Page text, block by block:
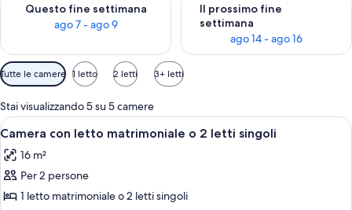
Questo fine settimana
ago 7 - ago 9
Il prossimo fine
settimana
ago 14 - ago 16
Filtri
disponibili
per
le
camere
Tutte le camere 1 letto 2 letti 3+ letti
Stai visualizzando 5 su 5 camere
Apri
tutte
le
foto
per
Una camera da letto con un letto,
2
Camera con letto matrimoniale o 2 letti singoli
16 m²
Per 2 persone
1 letto matrimoniale o 2 letti singoli